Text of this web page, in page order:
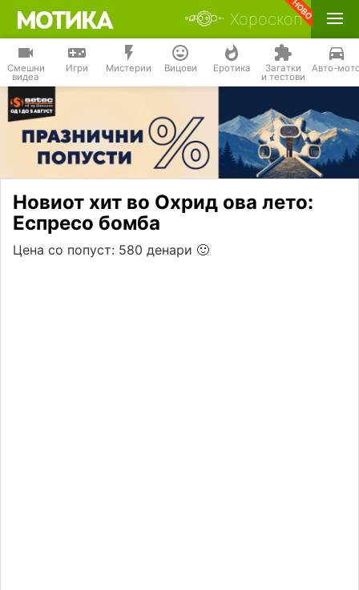
Хороскоп
Смешни
видеа
Игри Мистерии Вицови Еротика Загатки
и тестови
Авто-
Новиот хит во Охрид ова лето:
Еспресо бомба
Цена со попуст: 580 денари 🙂